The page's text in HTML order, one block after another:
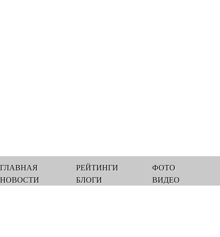
ГЛАВНАЯ
НОВОСТИ
РЕЙТИНГИ
БЛОГИ
ФОТО
ВИДЕО